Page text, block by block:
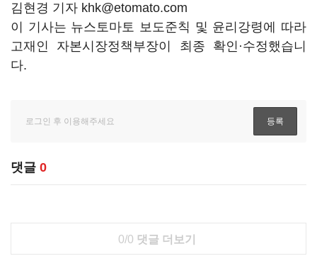
김현경 기자 khk@etomato.com
이 기사는 뉴스토마토 보도준칙 및 윤리강령에 따라
고재인 자본시장정책부장이 최종 확인·수정했습니
다.
댓글 0
0/0 댓글 더보기